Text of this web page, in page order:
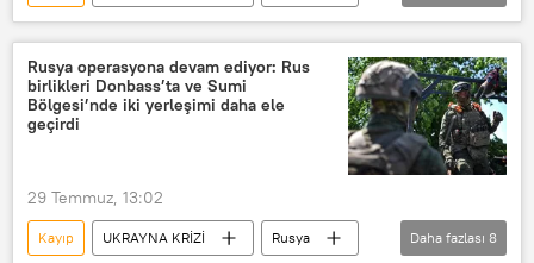
Rusya Savunma Bakanlığı
Rus Silahlı Kuvvetleri
Ukrayna Silahlı Kuvvetleri
Ukrayna
Kiev
Rusya operasyona devam ediyor: Rus
birlikleri Donbass’ta ve Sumi
Bölgesi’nde iki yerleşimi daha ele
geçirdi
29 Temmuz, 13:02
Kayıp UKRAYNA KRİZİ
Rusya
Daha fazlası 8